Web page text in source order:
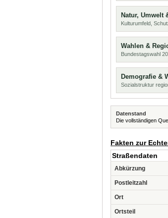
Natur, Umwelt
Kulturumfeld,
Wahlen &
Bundestagswahl
Demografie &
Sozialstruktur
Datenstand
Die vollständigen
Fakten zur
Straßendaten
Abkürzung
Postleitzahl
Ort
Ortsteil